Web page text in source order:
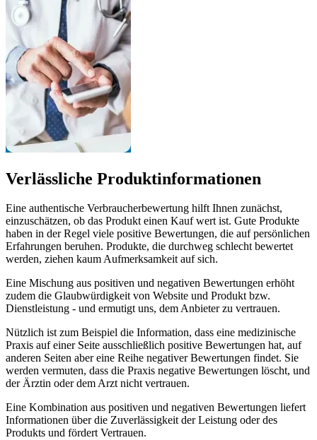
Verlässliche Produktinformationen
Eine authentische Verbraucherbewertung hilft Ihnen zunächst,
einzuschätzen, ob das Produkt einen Kauf wert ist. Gute Produkte
haben in der Regel viele positive Bewertungen, die auf persönlichen
Erfahrungen beruhen. Produkte, die durchweg schlecht bewertet
werden, ziehen kaum Aufmerksamkeit auf sich.
Eine Mischung aus positiven und negativen Bewertungen erhöht
zudem die Glaubwürdigkeit von Website und Produkt bzw.
Dienstleistung - und ermutigt uns, dem Anbieter zu vertrauen.
Nützlich ist zum Beispiel die Information, dass eine medizinische
Praxis auf einer Seite ausschließlich positive Bewertungen hat, auf
anderen Seiten aber eine Reihe negativer Bewertungen findet. Sie
werden vermuten, dass die Praxis negative Bewertungen löscht, und
der Ärztin oder dem Arzt nicht vertrauen.
Eine Kombination aus positiven und negativen Bewertungen liefert
Informationen über die Zuverlässigkeit der Leistung oder des
Produkts und fördert Vertrauen.